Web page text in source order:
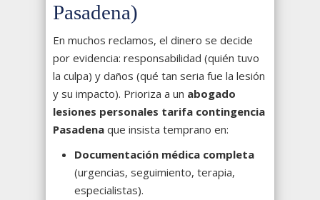
Pasadena)
En muchos reclamos, el dinero se decide
por evidencia: responsabilidad (quién tuvo
la culpa) y daños (qué tan seria fue la lesión
y su impacto). Prioriza a un abogado
lesiones personales tarifa contingencia
Pasadena que insista temprano en:
Documentación médica completa
(urgencias, seguimiento, terapia,
especialistas).